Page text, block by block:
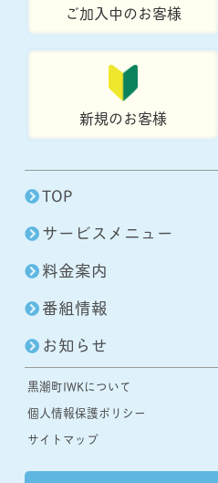
ご加入中のお客様
新規のお客様
TOP
サービスメニュー
料金案内
番組情報
お知らせ
黒潮町IWKについて
個人情報保護ポリシー
サイトマップ